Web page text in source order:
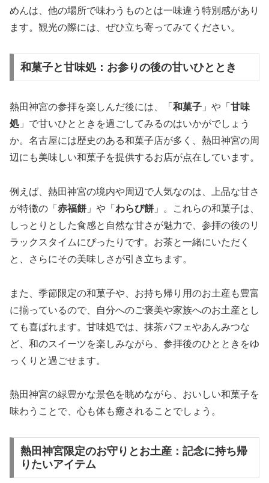
めんは、他の場所で味わうものとは一味違う特別感があり
ます。観光の際には、ぜひ立ち寄ってみてください。
和菓子と甘味処：お参りの後の甘いひととき
熱田神宮の参拝を楽しんだ後には、「 和菓子 」や「 甘味
処 」で甘いひとときを過ごしてみるのはいかがでしょう
か。名古屋には歴史のある和菓子店が多く、熱田神宮の周
辺にも美味しい和菓子を提供するお店が点在しています。
例えば、熱田神宮の境内や周辺で人気なのは、上品な甘さ
が特徴の「 赤福餅 」や「 わらび餅 」。これらの和菓子は、
しっとりとした食感と自然な甘さが魅力で、参拝の後のリ
ラックスタイムにぴったりです。お茶と一緒にいただく
と、さらにその美味しさが引き立ちます。
また、季節限定の和菓子や、お持ち帰り用のお土産も豊富
に揃っているので、自分へのご褒美や家族へのお土産とし
ても喜ばれます。甘味処では、抹茶パフェやあんみつな
ど、和のスイーツを楽しみながら、参拝後のひとときをゆ
っくりと過ごせます。
熱田神宮の緑豊かな景色を眺めながら、おいしい和菓子を
味わうことで、心も体も癒されることでしょう。
熱田神宮限定のお守りとお土産：記念に持ち帰
りたいアイテム